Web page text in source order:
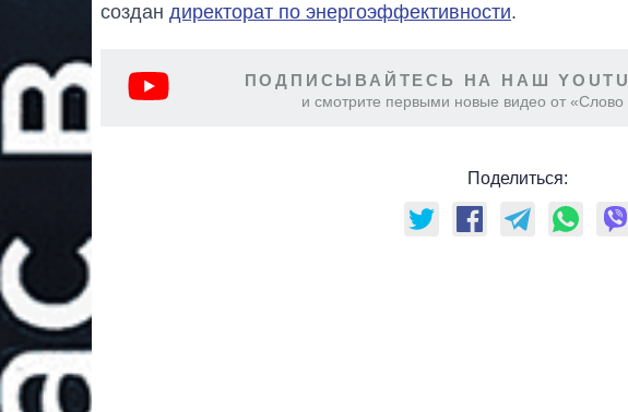
создан директорат по энергоэффективности.
ПОДПИСЫВАЙТЕСЬ НА НАШ
и смотрите первыми новые видео от «Слово
Поделиться: